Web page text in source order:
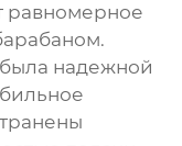
равномерное
надежной